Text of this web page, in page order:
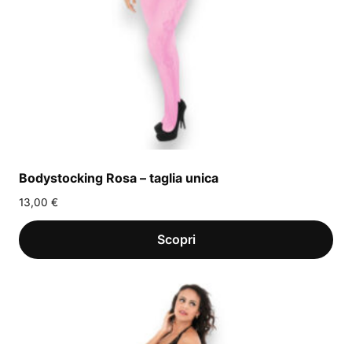
Bodystocking Rosa – taglia unica
13,00 €